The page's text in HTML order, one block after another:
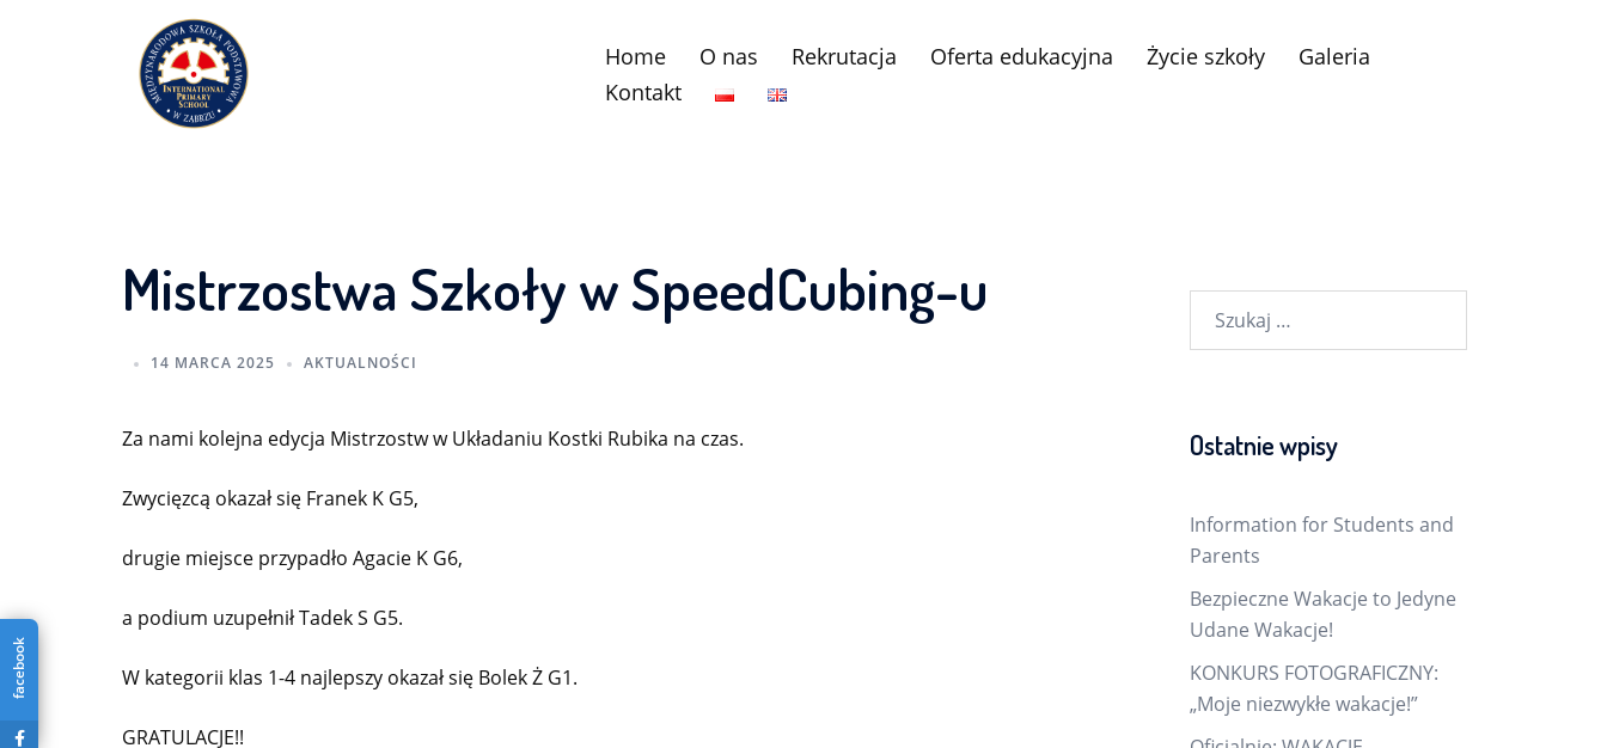
Home O nas Rekrutacja Oferta edukacyjna Życie szkoły
Galeria
Kontakt
Mistrzostwa Szkoły w SpeedCubing-u
14 MARCA 2025 AKTUALNOŚCI
Za nami kolejna edycja Mistrzostw w Układaniu Kostki Rubika na czas.
Zwycięzcą okazał się Franek K G5,
drugie miejsce przypadło Agacie K G6,
a podium uzupełnił Tadek S G5.
W kategorii klas 1-4 najlepszy okazał się Bolek Ż G1.
GRATULACJE!!
Ostatnie wpisy
Information for Students and
Parents
Bezpieczne Wakacje to Jedyne
Udane Wakacje!
KONKURS FOTOGRAFICZNY:
„Moje niezwykłe wakacje!”
facebook